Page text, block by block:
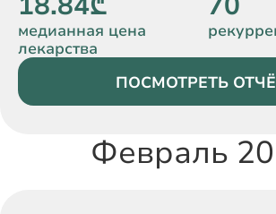
медианная цена
лекарства
ПОСМОТРЕТЬ
Февраль